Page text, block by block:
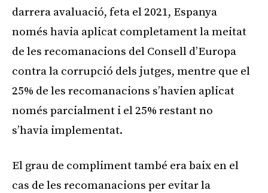
darrera avaluació, feta el 2021, Espanya
només havia aplicat completament la meitat
de les recomanacions del Consell d’Europa
contra la corrupció dels jutges, mentre que el
25% de les recomanacions s’havien aplicat
només parcialment i el 25% restant no
s’havia implementat.
El grau de compliment també era baix en el
cas de les recomanacions per evitar la